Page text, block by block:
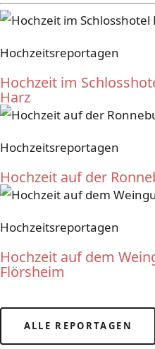
Hochzeitsreportagen
Hochzeit im
Harz
Hochzeitsreportagen
Hochzeit auf der
Hochzeitsreportagen
Hochzeit auf dem
Flörsheim
ALLE REPORTAGEN